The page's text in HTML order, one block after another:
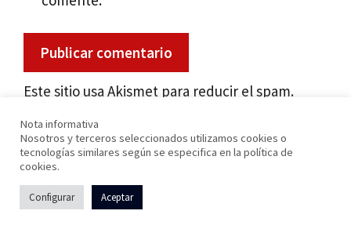
Este sitio usa Akismet para reducir el spam.
comentarios.
© 2026 Precios de Audífonos
Nota informativa
Nosotros y terceros seleccionados utilizamos cookies o
tecnologías similares según se especifica en la política de
cookies.
Configurar Aceptar